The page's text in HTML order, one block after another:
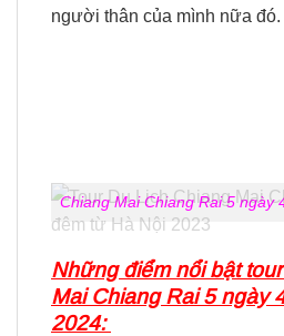
người thân của mình nữa đó.
Chiang Mai Chiang Rai 5 ngày
Những điểm nổi bật
Mai Chiang Rai 5 ngày
2024: